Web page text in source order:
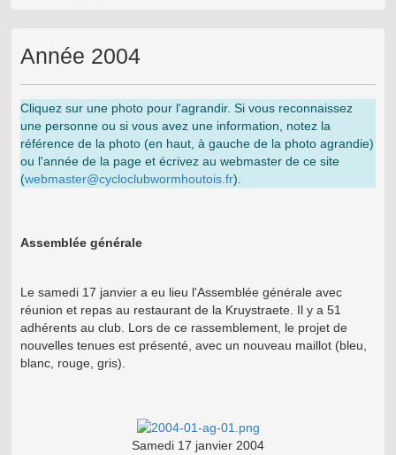
Année 2004
Cliquez sur une photo pour l'agrandir. Si vous reconnaissez
une personne ou si vous avez une information, notez la
référence de la photo (en haut, à gauche de la photo agrandie)
ou l'année de la page et écrivez au webmaster de ce site
(webmaster@cycloclubwormhoutois.fr).
Assemblée générale
Le samedi 17 janvier a eu lieu l'Assemblée générale avec
réunion et repas au restaurant de la Kruystraete. Il y a 51
adhérents au club. Lors de ce rassemblement, le projet de
nouvelles tenues est présenté, avec un nouveau maillot (bleu,
blanc, rouge, gris).
Samedi 17 janvier 2004